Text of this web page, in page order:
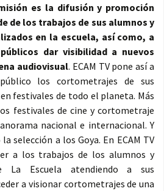
es la difusión y promoción
de los trabajos de sus alumnos y
en la escuela, así como, a
dar visibilidad a nuevos
audiovisual. ECAM TV pone así a
los cortometrajes de sus
festivales de todo el planeta. Más
festivales de cine y cortometraje
nacional e internacional. Y
selección a los Goya. En ECAM TV
a los trabajos de los alumnos y
La Escuela atendiendo a sus
a visionar cortometrajes de una